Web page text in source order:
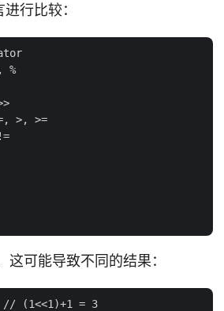
行比较：
>, >=
这可能导致不同的结果：
(1<<1)+1 = 3